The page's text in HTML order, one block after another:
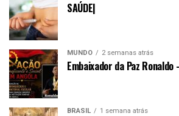
SAÚDE|
MUNDO 2 semanas atrás
Embaixador da Paz Ronaldo
BRASIL 1 semana atrás